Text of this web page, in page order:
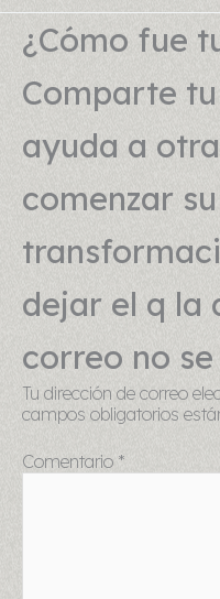
¿Cómo fue
Comparte
ayuda a
comenzar
dejar el q la
correo no
Tu dirección de correo
campos obligatorios
Comentario *